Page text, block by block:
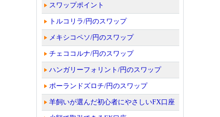
スワップポイント
トルコリラ/円のスワップ
メキシコペソ/円のスワップ
チェココルナ/円のスワップ
ハンガリーフォリント/円のスワップ
ポーランドズロチ/円のスワップ
羊飼いが選んだ初心者にやさしいFX口座